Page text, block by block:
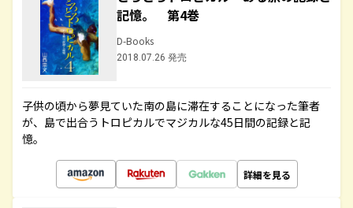
記憶。 第4巻
D-Books
2018.07.26 発売
子供の頃から夢見ていた南の島に滞在することになった筆者
が、島で出合うトロピカルでマジカルな45日間の記録と記
憶。
詳細を見る